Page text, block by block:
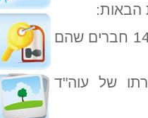
הבאות:
בהצבעה לבחירת יו"ר ההנהלה הכלכלית השתתפו 149 חברים שהם
55% בעד בחירתו של עוה"ד